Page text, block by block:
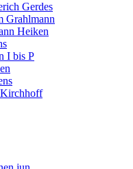
Gerdes
Grahlmann
Heiken
I bis P